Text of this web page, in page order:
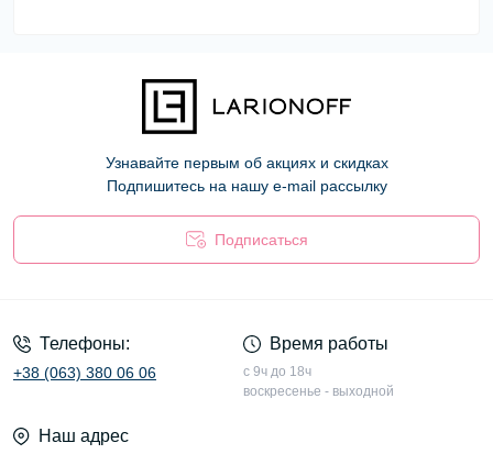
Узнавайте первым об акциях и скидках
Подпишитесь на нашу e-mail рассылку
Подписаться
Телефоны:
+38 (063) 380 06 06
Время работы
с 9ч до 18ч
воскресенье - выходной
Наш адрес